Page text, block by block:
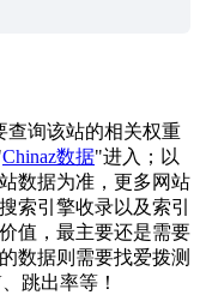
查询该站的相关权重
Chinaz数据"进入；以
数据为准，更多网站
索引擎收录以及索引
值，最主要还是需要
数据则需要找爱拨测
跳出率等！